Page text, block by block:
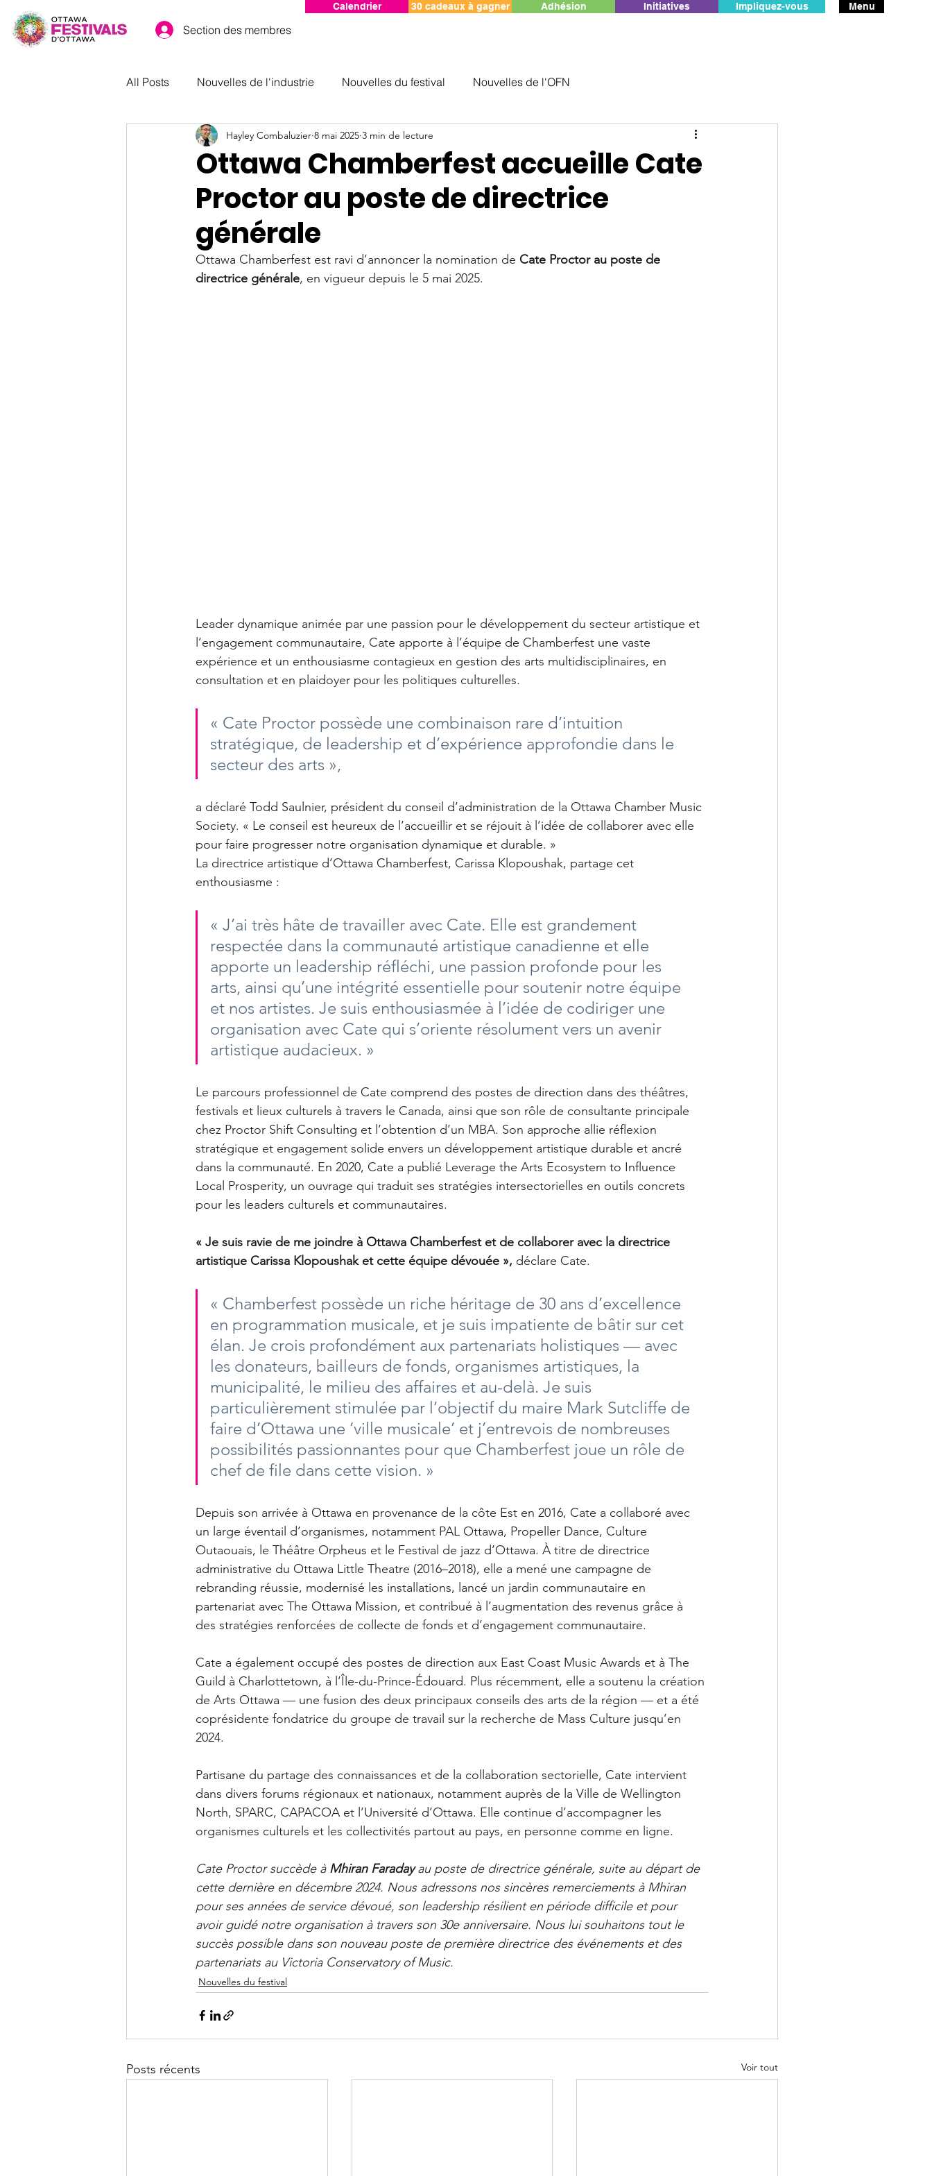
Section des membres
Calendrier 30 cadeaux à gagner Adhésion Initiatives Impliquez-vous Menu
All Posts Nouvelles de l'industrie Nouvelles du festival Nouvelles de l'OFN
Ottawa Chamberfest accueille Cate
Proctor au poste de directrice
générale
Hayley Combaluzier 8 mai 2025 3 min de lecture
Ottawa Chamberfest est ravi d’annoncer la nomination de Cate Proctor au poste de
directrice générale, en vigueur depuis le 5 mai 2025.
Leader dynamique animée par une passion pour le développement du secteur artistique et
l’engagement communautaire, Cate apporte à l’équipe de Chamberfest une vaste
expérience et un enthousiasme contagieux en gestion des arts multidisciplinaires, en
consultation et en plaidoyer pour les politiques culturelles.
« Cate Proctor possède une combinaison rare d’intuition
stratégique, de leadership et d’expérience approfondie dans le
secteur des arts »,
a déclaré Todd Saulnier, président du conseil d’administration de la Ottawa Chamber Music
Society. « Le conseil est heureux de l’accueillir et se réjouit à l’idée de collaborer avec elle
pour faire progresser notre organisation dynamique et durable. »
La directrice artistique d’Ottawa Chamberfest, Carissa Klopoushak, partage cet
enthousiasme :
« J’ai très hâte de travailler avec Cate. Elle est grandement
respectée dans la communauté artistique canadienne et elle
apporte un leadership réfléchi, une passion profonde pour les
arts, ainsi qu’une intégrité essentielle pour soutenir notre équipe
et nos artistes. Je suis enthousiasmée à l’idée de codiriger une
organisation avec Cate qui s’oriente résolument vers un avenir
artistique audacieux. »
Le parcours professionnel de Cate comprend des postes de direction dans des théâtres,
festivals et lieux culturels à travers le Canada, ainsi que son rôle de consultante principale
chez Proctor Shift Consulting et l’obtention d’un MBA. Son approche allie réflexion
stratégique et engagement solide envers un développement artistique durable et ancré
dans la communauté. En 2020, Cate a publié Leverage the Arts Ecosystem to Influence
Local Prosperity, un ouvrage qui traduit ses stratégies intersectorielles en outils concrets
pour les leaders culturels et communautaires.
« Je suis ravie de me joindre à Ottawa Chamberfest et de collaborer avec la directrice
artistique Carissa Klopoushak et cette équipe dévouée », déclare Cate.
« Chamberfest possède un riche héritage de 30 ans d’excellence
en programmation musicale, et je suis impatiente de bâtir sur cet
élan. Je crois profondément aux partenariats holistiques — avec
les donateurs, bailleurs de fonds, organismes artistiques, la
municipalité, le milieu des affaires et au-delà. Je suis
particulièrement stimulée par l’objectif du maire Mark Sutcliffe de
faire d’Ottawa une ‘ville musicale’ et j’entrevois de nombreuses
possibilités passionnantes pour que Chamberfest joue un rôle de
chef de file dans cette vision. »
Depuis son arrivée à Ottawa en provenance de la côte Est en 2016, Cate a collaboré avec
un large éventail d’organismes, notamment PAL Ottawa, Propeller Dance, Culture
Outaouais, le Théâtre Orpheus et le Festival de jazz d’Ottawa. À titre de directrice
administrative du Ottawa Little Theatre (2016–2018), elle a mené une campagne de
rebranding réussie, modernisé les installations, lancé un jardin communautaire en
partenariat avec The Ottawa Mission, et contribué à l’augmentation des revenus grâce à
des stratégies renforcées de collecte de fonds et d’engagement communautaire.
Cate a également occupé des postes de direction aux East Coast Music Awards et à The
Guild à Charlottetown, à l’Île-du-Prince-Édouard. Plus récemment, elle a soutenu la création
de Arts Ottawa — une fusion des deux principaux conseils des arts de la région — et a été
coprésidente fondatrice du groupe de travail sur la recherche de Mass Culture jusqu’en
2024.
Partisane du partage des connaissances et de la collaboration sectorielle, Cate intervient
dans divers forums régionaux et nationaux, notamment auprès de la Ville de Wellington
North, SPARC, CAPACOA et l’Université d’Ottawa. Elle continue d’accompagner les
organismes culturels et les collectivités partout au pays, en personne comme en ligne.
Cate Proctor succède à Mhiran Faraday au poste de directrice générale, suite au départ de
cette dernière en décembre 2024. Nous adressons nos sincères remerciements à Mhiran
pour ses années de service dévoué, son leadership résilient en période difficile et pour
avoir guidé notre organisation à travers son 30e anniversaire. Nous lui souhaitons tout le
succès possible dans son nouveau poste de première directrice des événements et des
partenariats au Victoria Conservatory of Music.
Nouvelles du festival
Posts récents Voir tout